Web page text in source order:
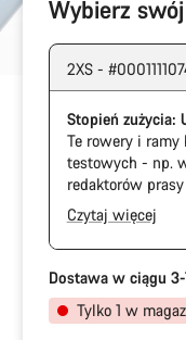
Wybierz
2XS -
Stopień zużycia:
Te rowery i ramy
testowych - np.
redaktorów
kasecie i
rama i
uszkodzenia
wszystkie części
Czytaj więcej
Dostawa w ciągu
Tylko 1 w